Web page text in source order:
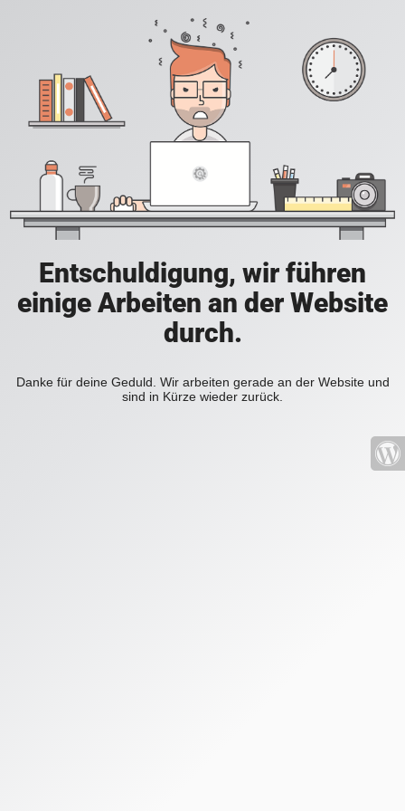
Entschuldigung, wir führen
einige Arbeiten an der Website
durch.
Danke für deine Geduld. Wir arbeiten gerade an der Website und
sind in Kürze wieder zurück.